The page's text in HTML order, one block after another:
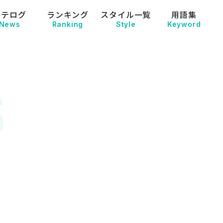
ログ ランキング
Ranking
スタイル一覧
Style
用語集
Keyword